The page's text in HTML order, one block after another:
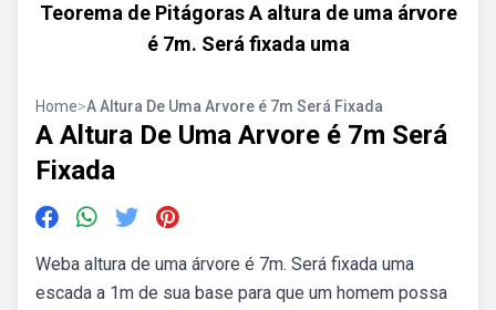
Teorema de Pitágoras A altura de uma árvore
é 7m. Será fixada uma
Home>A Altura De Uma Arvore é 7m Será Fixada
A Altura De Uma Arvore é 7m Será
Fixada
Weba altura de uma árvore é 7m. Será fixada uma
escada a 1m de sua base para que um homem possa